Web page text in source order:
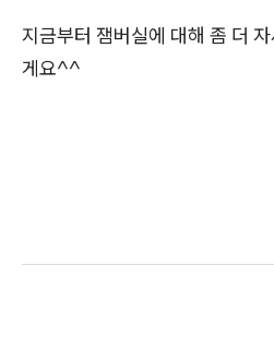
지금부터 잼버실에 대해 좀 더
게요^^